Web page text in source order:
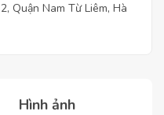
Quận Nam Từ Liêm, Hà
Hình ảnh